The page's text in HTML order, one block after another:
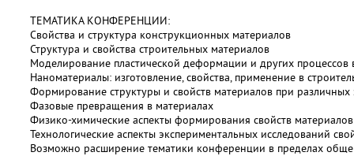
ТЕМАТИКА КОНФЕРЕНЦИИ:
Свойства и структура конструкционных материалов
Структура и свойства строительных материалов
Моделирование пластической деформации и других процессов
Наноматериалы: изготовление, свойства, применение в
Формирование структуры и свойств материалов при различных
Фазовые превращения в материалах
Физико-химические аспекты формирования свойств
Технологические аспекты экспериментальных исследований
Возможно расширение тематики конференции в пределах